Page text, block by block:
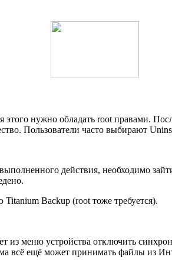
нужно обладать root правами.
Пользователи часто выбирают
действия, необходимо
Backup (root тоже требуется).
из меню устройства отключить
всё ещё может принимать файлы из